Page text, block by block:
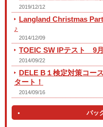
2019/12/12
Langland Christmas
♪
2014/12/09
TOEIC SW IPテスト 9
2014/09/22
DELE B１検定対策コー
タート！
2014/09/16
バッ